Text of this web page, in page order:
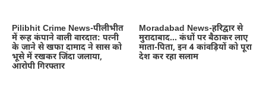
Pilibhit Crime News-पीलीभीत
में रूह कंपाने वाली वारदात: पत्नी
के जाने से खफा दामाद ने सास को
भूसे में रखकर जिंदा जलाया,
आरोपी गिरफ्तार
Moradabad News-हरिद्वार से
मुरादाबाद… कंधों पर बैठाकर लाए
माता-पिता, इन 4 कांवड़ियों को पूरा
देश कर रहा सलाम